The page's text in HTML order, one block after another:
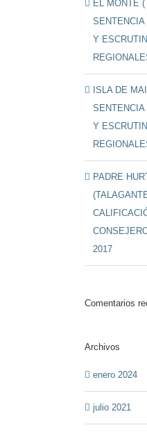
EL MONTE
Y
ISLA DE
Y
PADRE
2017
Comentarios
Archivos
enero 2024
julio 2021